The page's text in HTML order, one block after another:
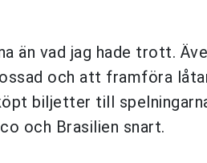
än vad jag hade trott.
och att framföra
biljetter till
och Brasilien snart.